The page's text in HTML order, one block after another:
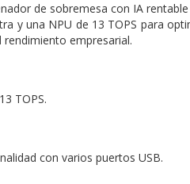
de sobremesa con IA
y una NPU de 13 TOPS para
empresarial.
TOPS.
con varios puertos USB.